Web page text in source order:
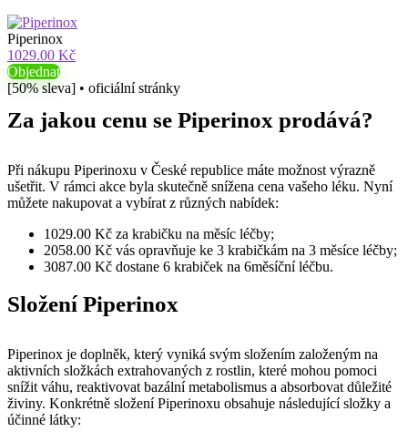
Piperinox
1029.00 Kč
Objednat
[50% sleva] • oficiální stránky
Za jakou cenu se Piperinox prodává?
Při nákupu Piperinoxu v České republice máte možnost výrazně
ušetřit. V rámci akce byla skutečně snížena cena vašeho léku. Nyní
můžete nakupovat a vybírat z různých nabídek:
1029.00 Kč za krabičku na měsíc léčby;
2058.00 Kč vás opravňuje ke 3 krabičkám na 3 měsíce léčby;
3087.00 Kč dostane 6 krabiček na 6měsíční léčbu.
Složení Piperinox
Piperinox je doplněk, který vyniká svým složením založeným na
aktivních složkách extrahovaných z rostlin, které mohou pomoci
snížit váhu, reaktivovat bazální metabolismus a absorbovat důležité
živiny. Konkrétně složení Piperinoxu obsahuje následující složky a
účinné látky: